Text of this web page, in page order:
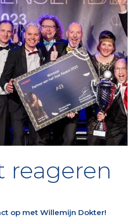
reageren
op met Willemijn Dokter!